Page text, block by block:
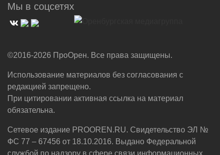
Мы в соцсетях
©2016-2026 ПроОрен. Все права защищены.
Использование материалов без согласования с
редакцией запрещено.
При цитировании активная ссылка на материал
обязательна.
Сетевое издание PROOREN.RU. Свидетельство ЭЛ №
ФС 77 – 67456 от 18.10.2016. Выдано Федеральной
службой по надзору в сфере связи,информационных